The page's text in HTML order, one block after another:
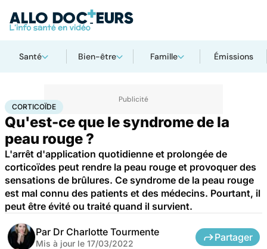
Santé Bien-être Famille Émissions
AccueilSantéMédicaments Corticoïde
CORTICOÏDE
Qu'est-ce que le syndrome de la
peau rouge ?
L'arrêt d'application quotidienne et prolongée de
corticoïdes peut rendre la peau rouge et provoquer des
sensations de brûlures. Ce syndrome de la peau rouge
est mal connu des patients et des médecins. Pourtant, il
peut être évité ou traité quand il survient.
Par Dr Charlotte Tourmente
Mis à jour le 17/03/2022
Partager